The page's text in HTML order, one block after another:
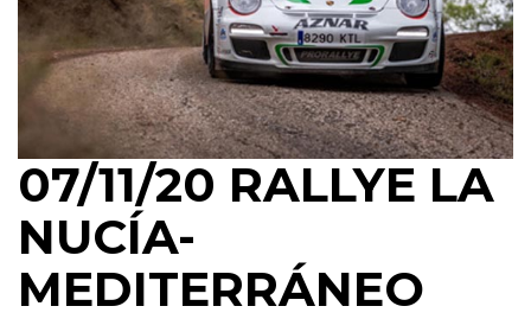
07/11/20 RALLYE LA
NUCÍA-
MEDITERRÁNEO